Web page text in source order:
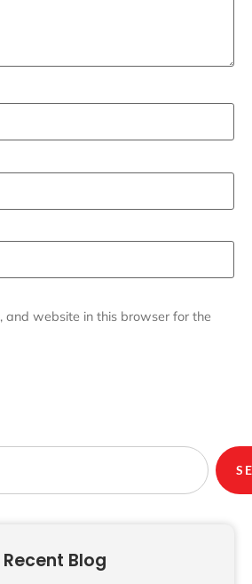
and website in this browser for the
Recent Blog